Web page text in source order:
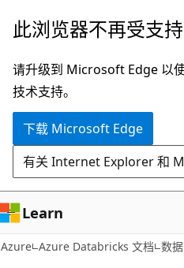
跳
主
要
内
此浏览器不再受支持
请升级到 Microsoft Edge 以
技术支持。
下载 Microsoft Edge
有关 Internet Explorer 和
Learn
Azure Azure Databricks 文档 数